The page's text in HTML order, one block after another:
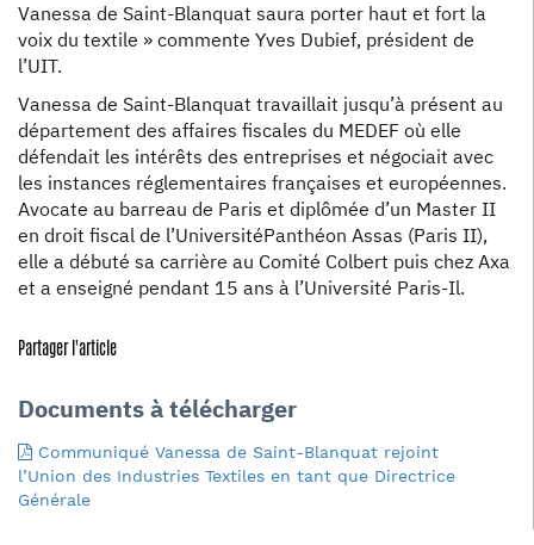
Vanessa de Saint-Blanquat saura porter haut et fort la
voix du textile » commente Yves Dubief, président de
l’UIT.
Vanessa de Saint-Blanquat travaillait jusqu’à présent au
département des affaires fiscales du MEDEF où elle
défendait les intérêts des entreprises et négociait avec
les instances réglementaires françaises et européennes.
Avocate au barreau de Paris et diplômée d’un Master II
en droit fiscal de l’UniversitéPanthéon Assas (Paris II),
elle a débuté sa carrière au Comité Colbert puis chez Axa
et a enseigné pendant 15 ans à l’Université Paris-Il.
Partager l'article
Documents à télécharger
Communiqué Vanessa de Saint-Blanquat rejoint
l’Union des Industries Textiles en tant que Directrice
Générale